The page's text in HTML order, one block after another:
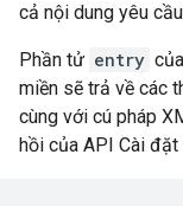
cả nội dung yêu
Phần tử entry
miền sẽ trả về các
cùng với cú pháp
hồi của API Cài đặt